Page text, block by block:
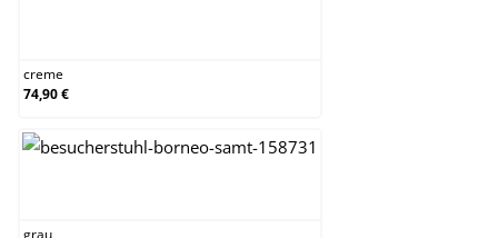
creme
74,90 €
grau